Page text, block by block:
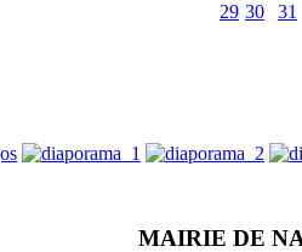
29 30 31
MAIRIE DE